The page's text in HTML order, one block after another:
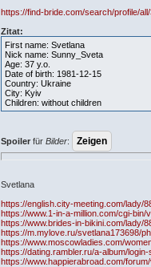
https://find-bride.com/search/profile/all/
Zitat:
First name: Svetlana
Nick name: Sunny_Sveta
Age: 37 y.o.
Date of birth: 1981-12-15
Country: Ukraine
City: Kyiv
Children: without children
Spoiler fürBilder:
Svetlana
https://english.city-meeting.com/lady/
https://www.1-in-a-million.com/cgi-bin/
https://www.brides-in-bikini.com/lady/
https://m.mylove.ru/svetlana173698/
https://www.moscowladies.com/
https://dating.rambler.ru/a-album/
https://www.happierabroad.com/